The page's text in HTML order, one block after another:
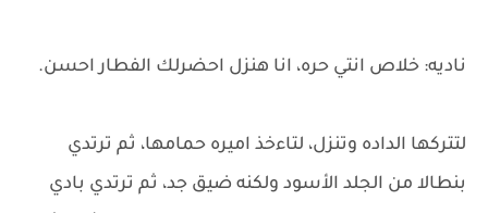
ناديه: خلاص انتي حره، انا هنزل احضرلك الفطار احسن.
لتتركها الداده وتنزل، لتاءخذ اميره حمامها، ثم ترتدي
بنطالا من الجلد الأسود ولكنه ضيق جد، ثم ترتدي بادي